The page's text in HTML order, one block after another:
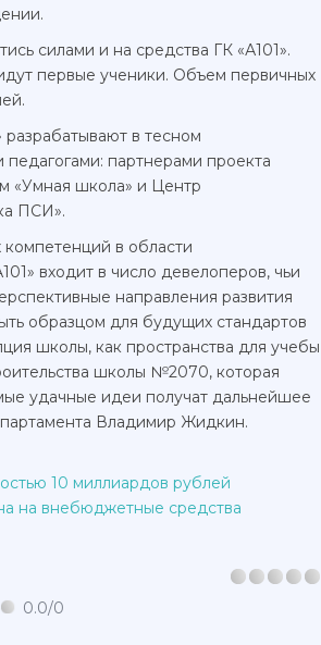
силами и на средства ГК «А101».
первые ученики. Объем первичных
разрабатывают в тесном
партнерами проекта
«Умная школа» и Центр
ПСИ».
в области
входит в число девелоперов, чьи
направления развития
образцом для будущих стандартов
школы, как пространства для учебы
школы №2070, которая
удачные идеи получат дальнейшее
Владимир Жидкин.
10 миллиардов рублей
на внебюджетные средства
0.0/0